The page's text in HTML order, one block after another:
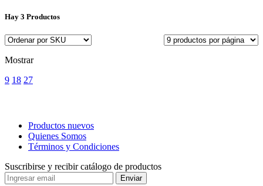
Hay 3 Productos
Mostrar
9 18 27
Productos nuevos
Quienes Somos
Términos y Condiciones
Suscribirse y recibir catálogo de productos